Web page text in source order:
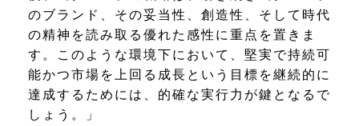
のブランド、その妥当性、創造性、そして時代
の精神を読み取る優れた感性に重点を置きま
す。このような環境下において、堅実で持続可
能かつ市場を上回る成長という目標を継続的に
達成するためには、的確な実行力が鍵となるで
しょう。」